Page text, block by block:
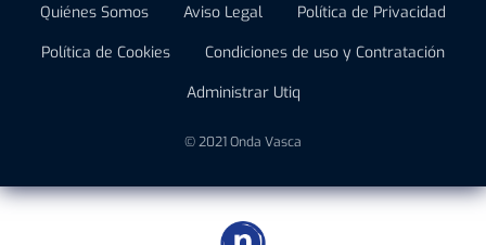
Quiénes Somos Aviso Legal
Política de Privacidad
Política de Cookies
Condiciones de uso y Contratación
Administrar Utiq
© 2021 Onda Vasca